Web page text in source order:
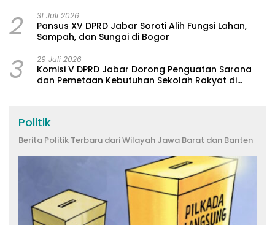
2 31 Juli 2026
Pansus XV DPRD Jabar Soroti Alih Fungsi Lahan,
Sampah, dan Sungai di Bogor
3 29 Juli 2026
Komisi V DPRD Jabar Dorong Penguatan Sarana
dan Pemetaan Kebutuhan Sekolah Rakyat di
Politik
Berita Politik Terbaru dari Wilayah Jawa Barat dan Banten